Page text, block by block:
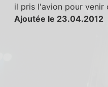
il pris l'avion pour venir
Ajoutée le 23.04.2012